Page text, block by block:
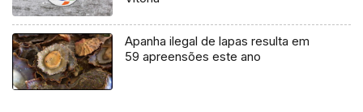
Apanha ilegal de lapas resulta em
59 apreensões este ano